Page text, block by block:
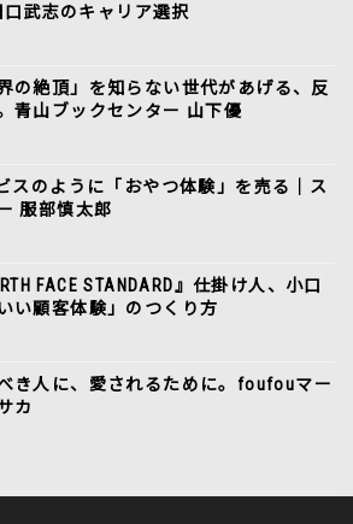
口武志のキャリア選択
の絶頂」を知らない世代があげる、反
青山ブックセンター 山下優
スのように「おやつ体験」を売る｜ス
服部慎太郎
FACE STANDARD』仕掛け人、小口
い顧客体験」のつくり方
き人に、愛されるために。foufouマー
カ